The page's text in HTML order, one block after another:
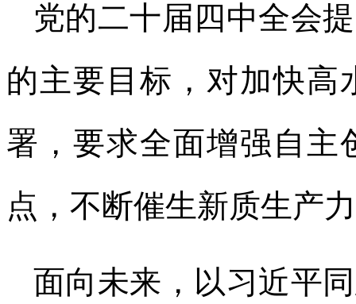
党的二十届四中全会
的主要目标，对加快高
署，要求全面增强自主
点，不断催生新质生
面向未来，以习近平